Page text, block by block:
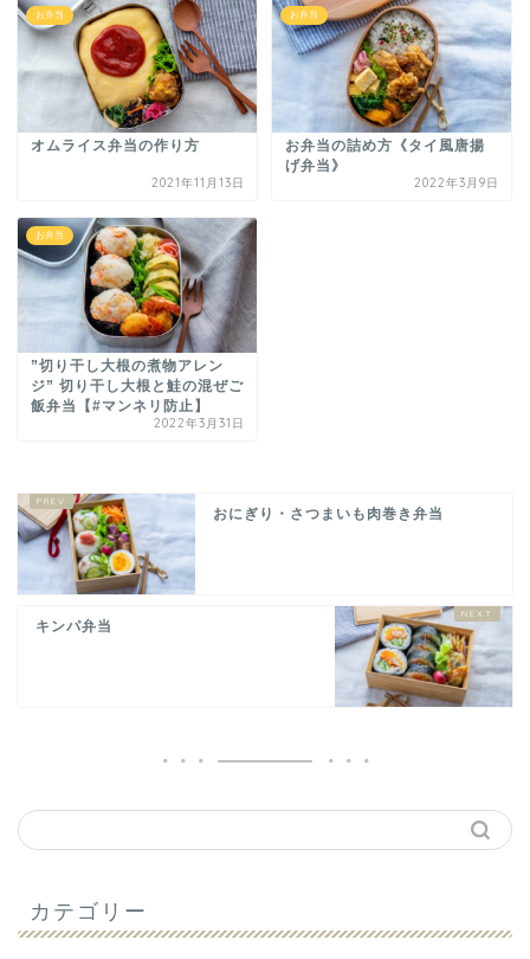
お弁当
オムライス弁当の作り方
2021年11月13日
お弁当
お弁当の詰め方《タイ風唐揚
げ弁当》
2022年3月9日
お弁当
”切り干し大根の煮物アレン
ジ” 切り干し大根と鮭の混ぜご
飯弁当【#マンネリ防止】
2022年3月31日
おにぎり・さつまいも肉巻き弁当
キンパ弁当
カテゴリー